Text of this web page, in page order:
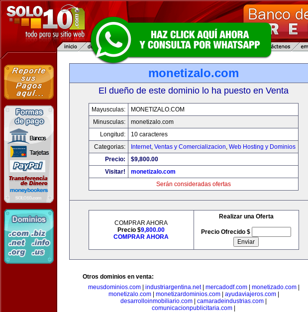
monetizalo.com
El dueño de este dominio lo ha puesto en Venta
Mayusculas:
MONETIZALO.COM
Minusculas:
monetizalo.com
Longitud:
10 caracteres
Categorias:
Internet, Ventas y Comercializacion, Web Hosting y Dominios
Precio:
$9,800.00
Visitar!
monetizalo.com
Serán consideradas ofertas
COMPRAR AHORA
Precio $9,800.00
COMPRAR AHORA
Realizar una Oferta
Precio Ofrecido $
Otros dominios en venta:
meusdominios.com| industriargentina.net| mercadodf.com| monetizado.com|
monetizalo.com| monetizardominios.com| ayudaviajeros.com|
desarrolloinmobiliario.com
camaradeindustrias.com
comunicacionpublicitaria.com